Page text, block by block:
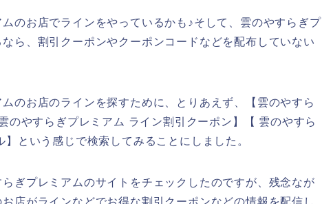
のお店でラインをやっているかも♪そして、雲のやすらぎプ
ら、割引クーポンやクーポンコードなどを配布していない
のお店のラインを探すために、とりあえず、【雲のやすら
のやすらぎプレミアム ライン割引クーポン】【 雲のやすら
という感じで検索してみることにしました。
ぎプレミアムのサイトをチェックしたのですが、残念なが